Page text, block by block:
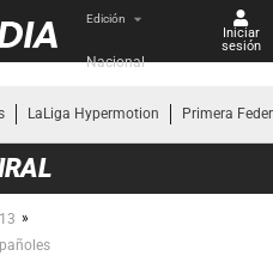
Edición
Nacional
Iniciar
sesión
LaLiga Hypermotion Primera
13 »